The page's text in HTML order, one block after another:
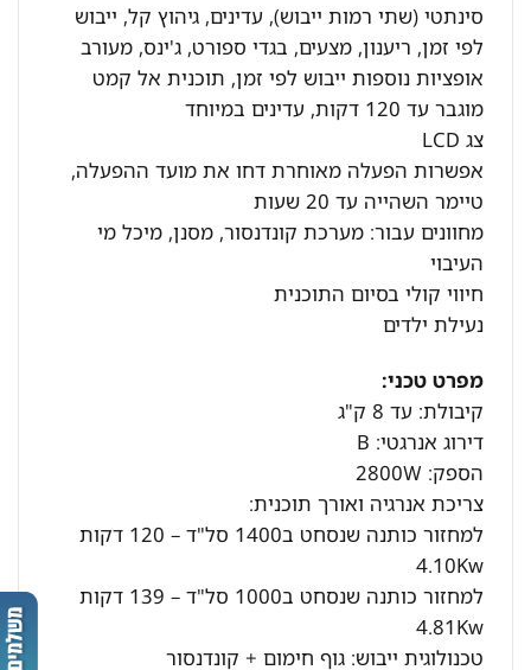
סינתטי (שתי רמות ייבוש), עדינים, גיהוץ קל, ייבוש
לפי זמן, ריענון, מצעים, בגדי ספורט, ג'ינס, מעורב
אופציות נוספות ייבוש לפי זמן, תוכנית אל קמט
מוגבר עד 120 דקות, עדינים במיוחד
צג LCD
אפשרות הפעלה מאוחרת דחו את מועד ההפעלה,
טיימר השהייה עד 20 שעות
מחוונים עבור: מערכת קונדנסור, מסנן, מיכל מי
העיבוי
חיווי קולי בסיום התוכנית
נעילת ילדים
מפרט טכני:
קיבולת: עד 8 ק"ג
דירוג אנרגטי: B
הספק: 2800W
צריכת אנרגיה ואורך תוכנית:
למחזור כותנה שנסחט ב1400 סל"ד – 120 דקות
4.10Kw
למחזור כותנה שנסחט ב1000 סל"ד – 139 דקות
4.81Kw
טכנולוגית ייבוש: גוף חימום + קונדנסור